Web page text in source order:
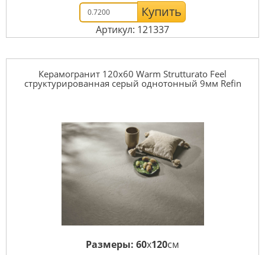
Купить
Артикул: 121337
Керамогранит 120x60 Warm Strutturato Feel
структурированная серый однотонный 9мм Refin
Размеры: 60x120см